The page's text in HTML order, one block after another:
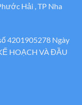
Hải , TP Nha
4201905278 Ngày
HOẠCH VÀ ĐẦU